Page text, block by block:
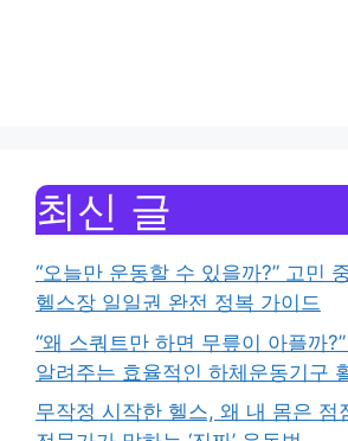
최신 글
“오늘만 운동할 수 있을까?” 고민
헬스장 일일권 완전 정복 가이드
“왜 스쿼트만 하면 무릎이 아플까
알려주는 효율적인 하체운동기구
무작정 시작한 헬스, 왜 내 몸은 점